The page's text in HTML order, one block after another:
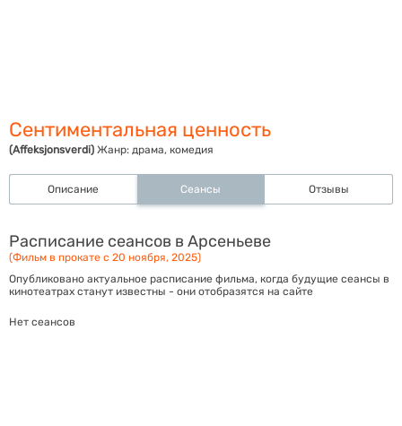
Сентиментальная ценность
(Affeksjonsverdi) Жанр: драма, комедия
Описание Сеансы Отзывы
Расписание сеансов в Арсеньеве
(Фильм в прокате с 20 ноября, 2025)
Опубликовано актуальное расписание фильма, когда будущие сеансы в
кинотеатрах станут известны - они отобразятся на сайте
Нет сеансов